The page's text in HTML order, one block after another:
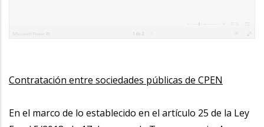
Contratación entre sociedades públicas de CPEN
En el marco de lo establecido en el artículo 25 de la Ley